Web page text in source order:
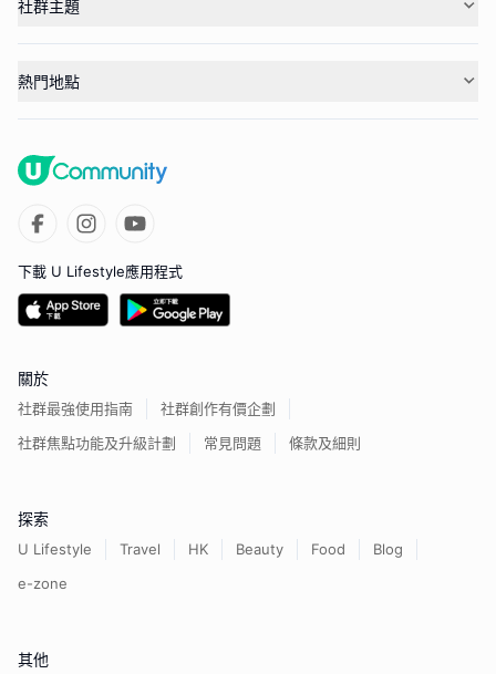
社群主題
熱門地點
下載 U Lifestyle應用程式
關於
社群最強使用指南
社群創作有價企劃
社群焦點功能及升級計劃
常見問題 條款及細則
探索
U Lifestyle Travel HK Beauty Food
Blog
e-zone
其他